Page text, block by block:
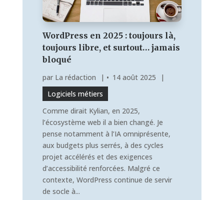
WordPress en 2025 : toujours là,
toujours libre, et surtout… jamais
bloqué
par La rédaction | 14 août 2025
|
Logiciels métiers
Comme dirait Kylian, en 2025,
l’écosystème web il a bien changé. Je
pense notamment à l’IA omniprésente,
aux budgets plus serrés, à des cycles
projet accélérés et des exigences
d’accessibilité renforcées. Malgré ce
contexte, WordPress continue de servir
de socle à...